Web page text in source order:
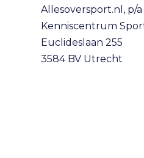
Allesoversport.nl, p/a
Kenniscentrum
Euclideslaan 255
3584 BV Utrecht